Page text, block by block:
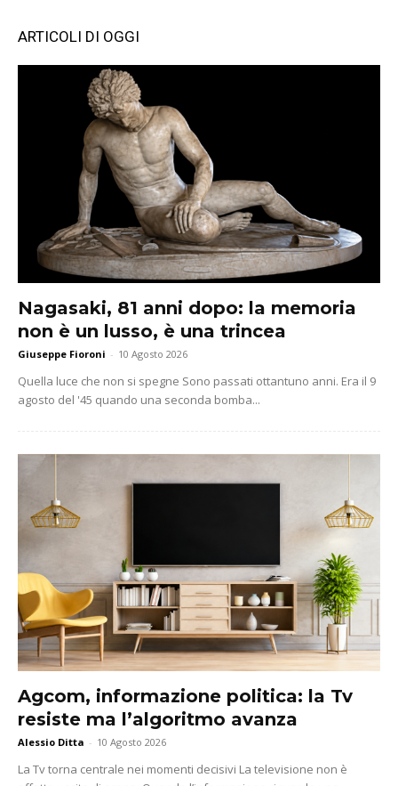
ARTICOLI DI OGGI
Nagasaki, 81 anni dopo: la memoria
non è un lusso, è una trincea
Giuseppe Fioroni - 10 Agosto 2026
Quella luce che non si spegne Sono passati ottantuno anni. Era il 9
agosto del '45 quando una seconda bomba...
Agcom, informazione politica: la Tv
resiste ma l’algoritmo avanza
Alessio Ditta - 10 Agosto 2026
La Tv torna centrale nei momenti decisivi La televisione non è